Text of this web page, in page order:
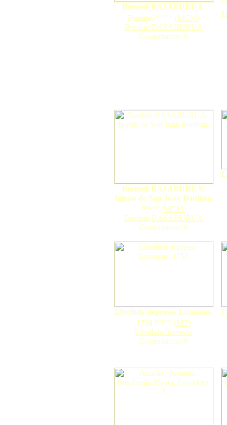
Beruete BASABURUA.
Fuente. nuevo (MCM)
Beruete BASABURUA
Comentarios: 0
Beruete BASABURUA.
Iglesia de San Juan Bautista.
nuevo (MCM)
Beruete BASABURUA
Comentarios: 0
Libellula depressa Linnaeus,
1758 nuevo (MT)
Libellula depressa
Comentarios: 0